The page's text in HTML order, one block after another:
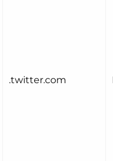
.twitter.com